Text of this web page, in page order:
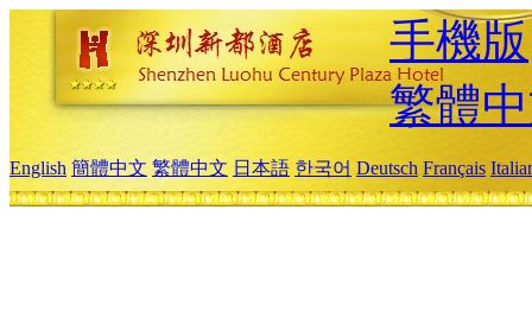
手機版
繁體
English 簡體中文 繁體中文 日本語 한국어 Deutsch Français